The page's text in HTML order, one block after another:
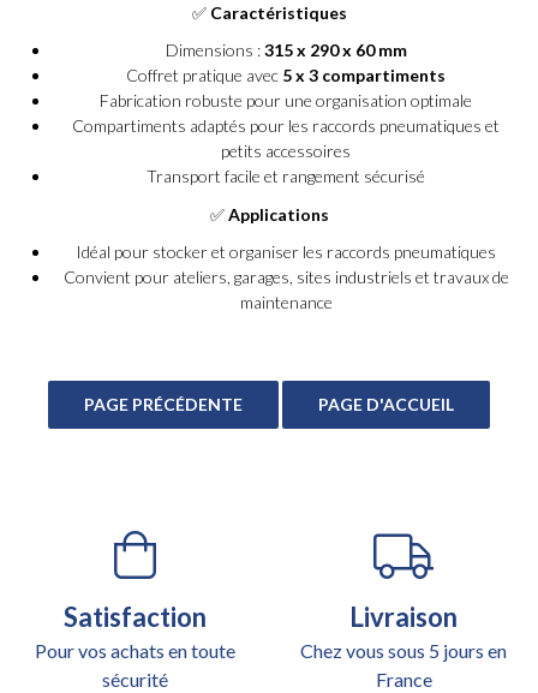
✅ Caractéristiques
Dimensions :315 x 290 x 60 mm
Coffret pratique avec 5 x 3 compartiments
Fabrication robuste pour une organisation optimale
Compartiments adaptés pour les raccords pneumatiques et
petits accessoires
Transport facile et rangement sécurisé
✅Applications
Idéal pour stocker et organiser les raccords pneumatiques
Convient pour ateliers, garages, sites industriels et travaux de
maintenance
Satisfaction
Pour vos achats en toute
sécurité
Livraison
Chez vous sous 5 jours en
France